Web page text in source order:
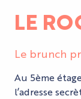
LE
Le brunch
Au 5ème
l’adresse